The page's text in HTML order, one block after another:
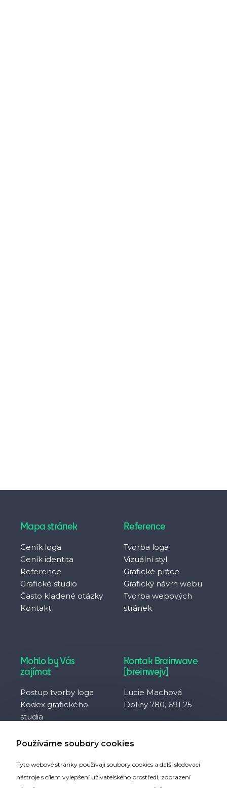
Používáme soubory cookies
Tyto webové stránky používají soubory cookies a další sledovací
nástroje s cílem vylepšení uživatelského prostředí, zobrazení
Mapa stránek
Ceník loga
Ceník identita
Reference
Grafické studio
Často kladené otázky
Kontakt
Reference
Tvorba loga
Vizuální styl
Grafické práce
Grafický návrh webu
Tvorba webových
stránek
Mohlo by Vás
zajímat
Postup tvorby loga
Kodex grafického
studia
Co je to svobodná
Partneři webu
Kontak Brainwave
[breinwejv]
Lucie Machová
Doliny 780, 691 25
DIČ CZ8752094230